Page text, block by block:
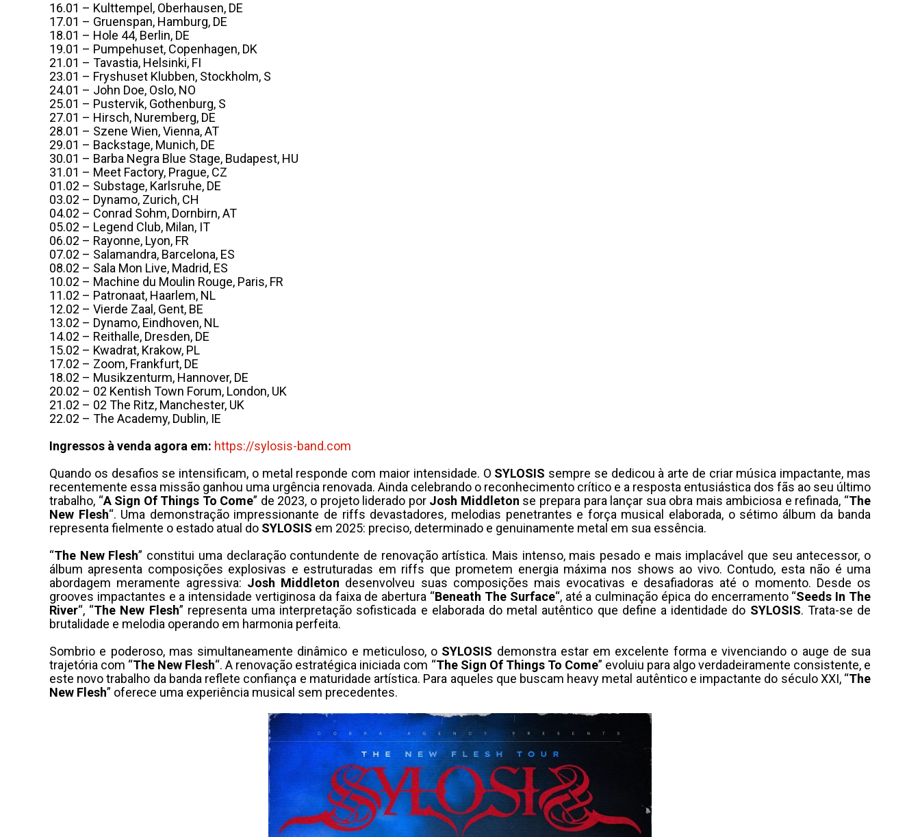
16.01 – Kulttempel, Oberhausen, DE
17.01 – Gruenspan, Hamburg, DE
18.01 – Hole 44, Berlin, DE
19.01 – Pumpehuset, Copenhagen, DK
21.01 – Tavastia, Helsinki, FI
23.01 – Fryshuset Klubben, Stockholm, S
24.01 – John Doe, Oslo, NO
25.01 – Pustervik, Gothenburg, S
27.01 – Hirsch, Nuremberg, DE
28.01 – Szene Wien, Vienna, AT
29.01 – Backstage, Munich, DE
30.01 – Barba Negra Blue Stage, Budapest, HU
31.01 – Meet Factory, Prague, CZ
01.02 – Substage, Karlsruhe, DE
03.02 – Dynamo, Zurich, CH
04.02 – Conrad Sohm, Dornbirn, AT
05.02 – Legend Club, Milan, IT
06.02 – Rayonne, Lyon, FR
07.02 – Salamandra, Barcelona, ES
08.02 – Sala Mon Live, Madrid, ES
10.02 – Machine du Moulin Rouge, Paris, FR
11.02 – Patronaat, Haarlem, NL
12.02 – Vierde Zaal, Gent, BE
13.02 – Dynamo, Eindhoven, NL
14.02 – Reithalle, Dresden, DE
15.02 – Kwadrat, Krakow, PL
17.02 – Zoom, Frankfurt, DE
18.02 – Musikzenturm, Hannover, DE
20.02 – 02 Kentish Town Forum, London, UK
21.02 – 02 The Ritz, Manchester, UK
22.02 – The Academy, Dublin, IE
Ingressos à venda agora em: https://sylosis-band.com
Quando os desafios se intensificam, o metal responde com maior intensidade. O SYLOSIS sempre se dedicou à arte de criar música impactante, mas
recentemente essa missão ganhou uma urgência renovada. Ainda celebrando o reconhecimento crítico e a resposta entusiástica dos fãs ao seu último
trabalho, “A Sign Of Things To Come” de 2023, o projeto liderado por Josh Middleton se prepara para lançar sua obra mais ambiciosa e refinada, “The
New Flesh“. Uma demonstração impressionante de riffs devastadores, melodias penetrantes e força musical elaborada, o sétimo álbum da banda
representa fielmente o estado atual do SYLOSIS em 2025: preciso, determinado e genuinamente metal em sua essência.
“The New Flesh” constitui uma declaração contundente de renovação artística. Mais intenso, mais pesado e mais implacável que seu antecessor, o
álbum apresenta composições explosivas e estruturadas em riffs que prometem energia máxima nos shows ao vivo. Contudo, esta não é uma
abordagem meramente agressiva: Josh Middleton desenvolveu suas composições mais evocativas e desafiadoras até o momento. Desde os
grooves impactantes e a intensidade vertiginosa da faixa de abertura “Beneath The Surface“, até a culminação épica do encerramento “Seeds In The
River“, “The New Flesh” representa uma interpretação sofisticada e elaborada do metal autêntico que define a identidade do SYLOSIS. Trata-se de
brutalidade e melodia operando em harmonia perfeita.
Sombrio e poderoso, mas simultaneamente dinâmico e meticuloso, o SYLOSIS demonstra estar em excelente forma e vivenciando o auge de sua
trajetória com “The New Flesh“. A renovação estratégica iniciada com “The Sign Of Things To Come” evoluiu para algo verdadeiramente consistente, e
este novo trabalho da banda reflete confiança e maturidade artística. Para aqueles que buscam heavy metal autêntico e impactante do século XXI, “The
New Flesh” oferece uma experiência musical sem precedentes.